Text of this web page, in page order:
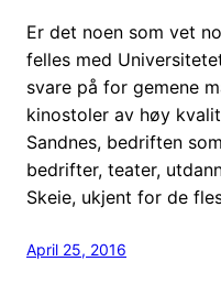
Er det noen som vet
felles med
svare på for gemene
kinostoler av høy
Sandnes, bedriften
bedrifter, teater,
Skeie, ukjent for de
April 25, 2016